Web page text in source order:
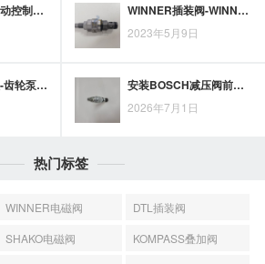
复杂工况下的气动控制选择，诺冠电磁阀优势解析 WINNER插装阀-WINNER插装阀种类和优点
2023年5月9日
齿轮泵怎么修理-齿轮泵怎么修理图解 安装BOSCH减压阀前，阀体方向、管路位置与调压空间应逐项核对
2026年7月1日
热门标签
WINNER电磁阀
DTL插装阀
SHAKO电磁阀
KOMPASS叠加阀